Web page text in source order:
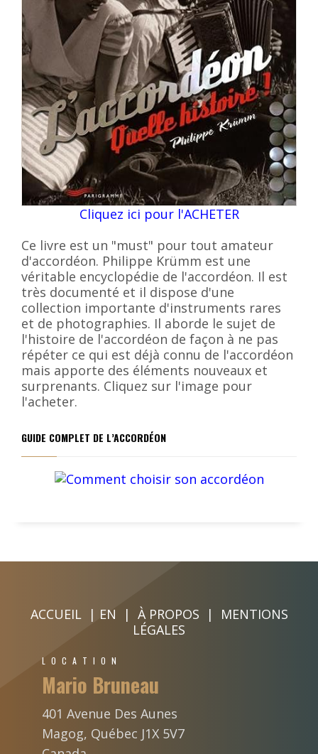
Cliquez ici pour l'ACHETER
Ce livre est un "must" pour tout amateur
d'accordéon. Philippe Krümm est une
véritable encyclopédie de l'accordéon. Il est
très documenté et il dispose d'une
collection importante d'instruments rares
et de photographies. Il aborde le sujet de
l'histoire de l'accordéon de façon à ne pas
répéter ce qui est déjà connu de l'accordéon
mais apporte des éléments nouveaux et
surprenants. Cliquez sur l'image pour
l'acheter.
GUIDE COMPLET DE L’ACCORDÉON
ACCUEIL | EN | À PROPOS |
MENTIONS
LÉGALES
LOCATION
Mario Bruneau
401 Avenue Des Aunes
Magog, Québec J1X 5V7